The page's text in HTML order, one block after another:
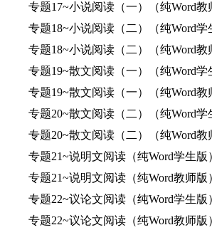
专题17~小说阅读（一）（纯Word教
专题18~小说阅读（二）（纯Word学
专题18~小说阅读（二）（纯Word教
专题19~散文阅读（一）（纯Word学
专题19~散文阅读（一）（纯Word教
专题20~散文阅读（二）（纯Word学
专题20~散文阅读（二）（纯Word教
专题21~说明文阅读（纯Word学生版
专题21~说明文阅读（纯Word教师版
专题22~议论文阅读（纯Word学生版
专题22~议论文阅读（纯Word教师版